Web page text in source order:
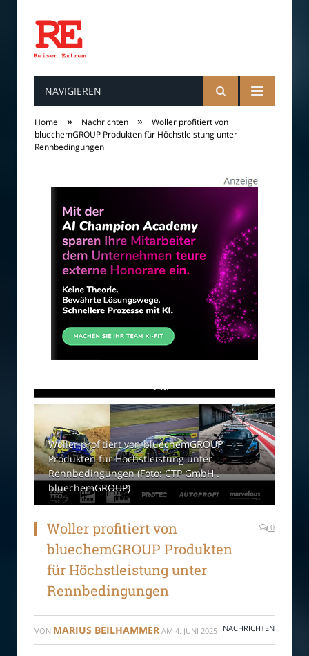
Reisen
NAVIGIEREN
Home » Nachrichten »
Woller profitiert von
bluechemGROUP Produkten für Höchstleistung unter
Rennbedingungen
Woller profitiert von bluechemGROUP
Produkten für Höchstleistung unter
Rennbedingungen (Foto: CTP GmbH .
bluechemGROUP)
Woller profitiert von
bluechemGROUP Produkten
für Höchstleistung unter
Rennbedingungen
0
VON MARIUS BEILHAMMER AM 4. JUNI 2025 NACHRICHTEN